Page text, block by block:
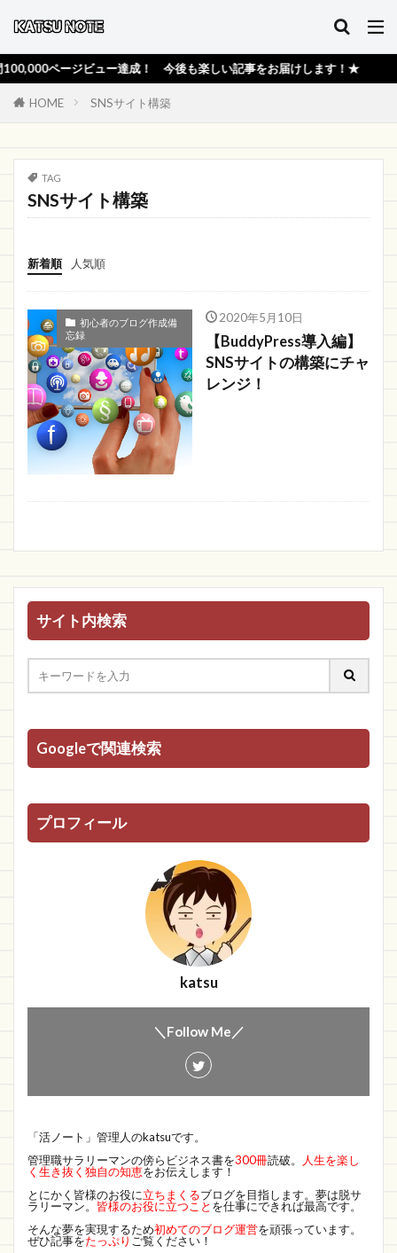
ページビュー達成！ 今後も楽しい記事をお届けします！★
HOME SNSサイト構築
TAG
SNSサイト構築
新着順 人気順
初心者のブログ作成備
忘録
2020年5月10日
【BuddyPress導入編】
SNSサイトの構築にチャ
レンジ！
サイト内検索
Googleで関連検索
プロフィール
katsu
＼Follow Me／
「活ノート」管理人のkatsuです。
管理職サラリーマンの傍らビジネス書を300冊読破。
人生を楽し
く生き抜く独自の知恵をお伝えします！
とにかく皆様のお役に立ちまくるブログを目指します。夢は脱サ
ラリーマン。 皆様のお役に立つこと を仕事にできれば最高です。
そんな夢を実現するため初めてのブログ運営を頑張っています。
ぜひ記事をたっぷり ご覧ください！